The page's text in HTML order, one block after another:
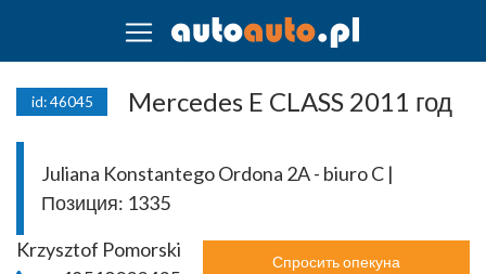
id: 46045 Mercedes E CLASS 2011 год
Juliana Konstantego Ordona 2A - biuro C |
Позиция: 1335
Krzysztof Pomorski
Спросить опекуна